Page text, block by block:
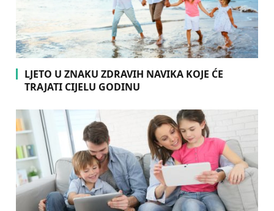
LJETO U ZNAKU ZDRAVIH NAVIKA KOJE ĆE
TRAJATI CIJELU GODINU